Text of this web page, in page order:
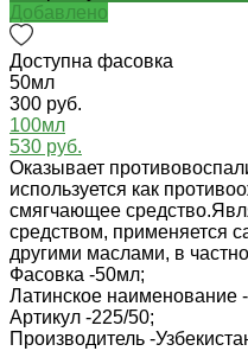
Добавлено
Доступна фасовка
50мл
300 руб.
100мл
530 руб.
Оказывает
используется как
смягчающее
средством, применяется
другими маслами, в
Фасовка -50мл;
Латинское наименование -
Артикул -225/50;
Производитель -